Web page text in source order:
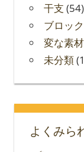
干支 (54)
ブロッ
変な素材
未分類
よくみら